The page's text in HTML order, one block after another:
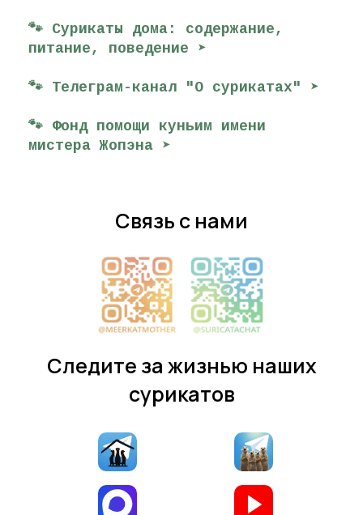
🐾 Сурикаты дома: содержание,
питание, поведение ➤
🐾 Телеграм-канал "О сурикатах" ➤
🐾 Фонд помощи куньим имени
мистера Жопэна ➤
Связь с нами
Следите за жизнью наших
сурикатов